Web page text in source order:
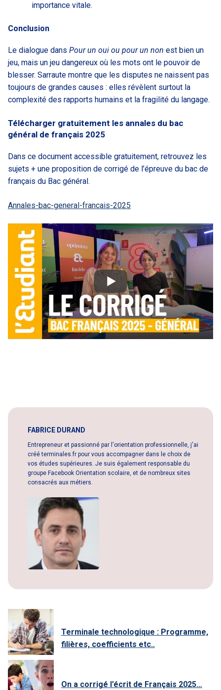
importance vitale.
Conclusion
Le dialogue dans Pour un oui ou pour un non est bien un
jeu, mais un jeu dangereux où les mots ont le pouvoir de
blesser. Sarraute montre que les disputes ne naissent pas
toujours de grandes causes : elles révèlent surtout la
complexité des rapports humains et la fragilité du langage.
Télécharger gratuitement les annales du bac
général de français 2025
Dans ce document accessible gratuitement, retrouvez les
sujets + une proposition de corrigé de l’épreuve du bac de
français du Bac général.
Annales-bac-general-francais-2025
FABRICE DURAND
Entrepreneur et passionné par l'orientation professionnelle, j'ai
créé terminales.fr pour vous accompagner dans le choix de
vos études supérieures. Je suis également responsable du
groupe Facebook Orientation scolaire, et de nombreux sites
consacrés aux métiers.
Terminale technologique : Programme,
filières, coefficients etc..
On a corrigé l’écrit de Français 2025…